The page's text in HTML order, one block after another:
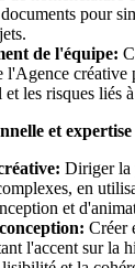
pour
de l'équipe:
l'Agence créative
les risques liés
et
Diriger la
en
et
Créer
l'accent sur la